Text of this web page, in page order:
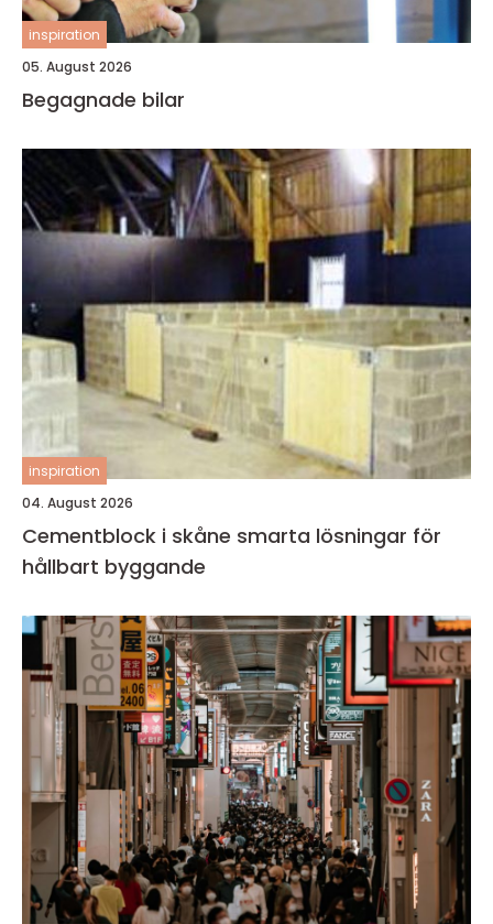
inspiration
05. August 2026
Begagnade bilar
inspiration
04. August 2026
Cementblock i skåne smarta lösningar för
hållbart byggande